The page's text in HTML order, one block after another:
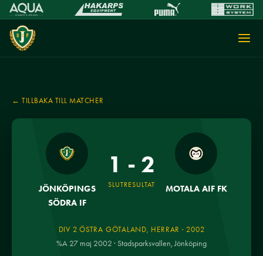
← TILLBAKA TILL MATCHER
JÖNKÖPINGS
SÖDRA IF
1 - 2
SLUTRESULTAT MOTALA AIF FK
DIV 2 ÖSTRA GÖTALAND, HERRAR · 2002
%A 27 maj 2002 · Stadsparksvallen, Jönköping